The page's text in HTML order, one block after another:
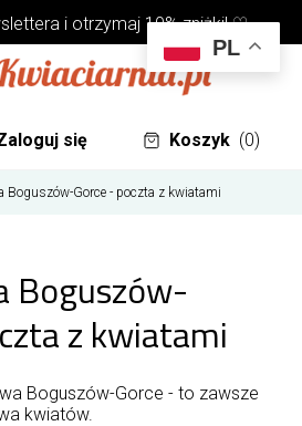
i otrzymaj 10% zniżki! ♡
się Koszyk (0)
Boguszów-Gorce - poczta z kwiatami
Boguszów-
z kwiatami
Boguszów-Gorce - to zawsze
kwiatów.
PL